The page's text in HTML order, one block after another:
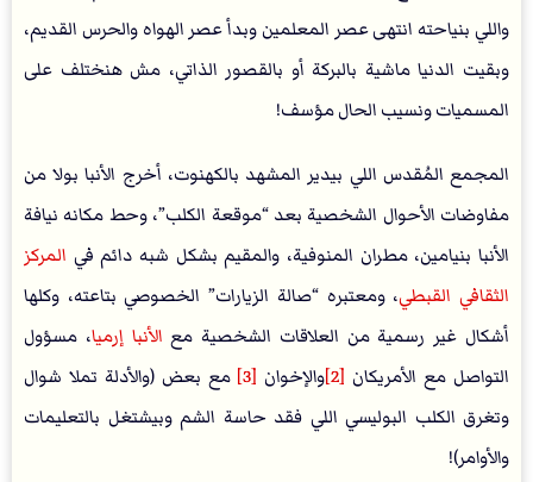
واللي بنياحته انتهى عصر المعلمين وبدأ عصر الهواه والحرس القديم،
وبقيت الدنيا ماشية بالبركة أو بالقصور الذاتي، مش هنختلف على
المسميات ونسيب الحال مؤسف!
المجمع المُقدس اللي بيدير المشهد بالكهنوت، أخرج الأنبا بولا من
مفاوضات الأحوال الشخصية بعد “موقعة الكلب”، وحط مكانه نيافة
الأنبا بنيامين، مطران المنوفية، والمقيم بشكل شبه دائم في المركز
الثقافي القبطي، ومعتبره “صالة الزيارات” الخصوصي بتاعته، وكلها
أشكال غير رسمية من العلاقات الشخصية مع الأنبا إرميا، مسؤول
التواصل مع الأمريكان [2] والإخوان [3]
مع بعض (والأدلة تملا شوال
وتغرق الكلب البوليسي اللي فقد حاسة الشم وبيشتغل بالتعليمات
والأوامر)!